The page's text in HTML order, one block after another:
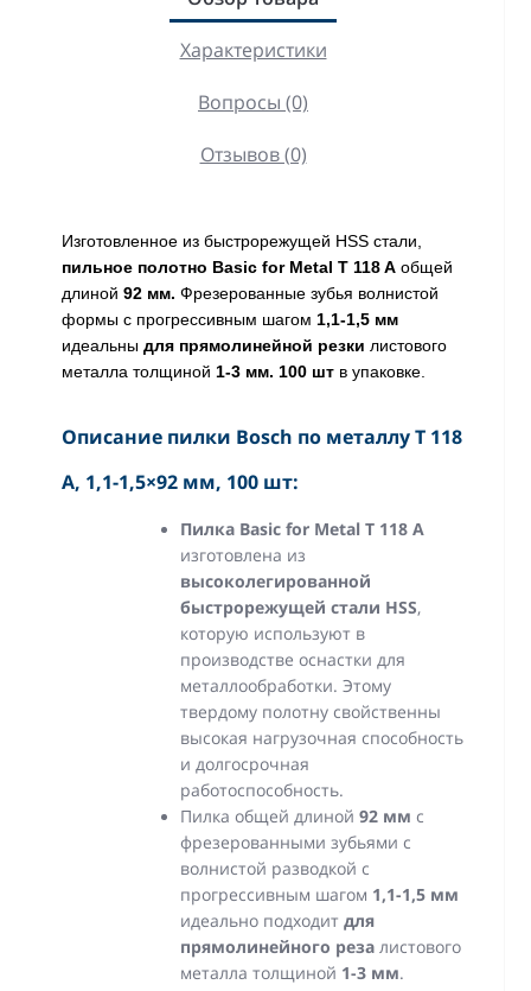
Характеристики
Вопросы (0)
Отзывов (0)
Изготовленное из быстрорежущей HSS стали,
пильное полотно Basic for Metal T 118 A общей
длиной92 мм. Фрезерованные зубья волнистой
формы с прогрессивным шагом 1,1-1,5 мм
идеальныдля прямолинейной резки листового
металла толщиной 1-3 мм. 100 шт в упаковке.
Описание пилки Bosch по металлу T 118
A, 1,1-1,5×92 мм, 100 шт:
Пилка Basic for Metal T 118 A
изготовлена из
высоколегированной
быстрорежущей стали HSS,
которую используют в
производстве оснастки для
металлообработки. Этому
твердому полотну свойственны
высокая нагрузочная способность
и долгосрочная
работоспособность.
Пилка общей длиной92 мм с
фрезерованными зубьями с
волнистой разводкой с
прогрессивным шагом 1,1-1,5 мм
идеально подходитдля
прямолинейного реза листового
металла толщиной 1-3 мм.